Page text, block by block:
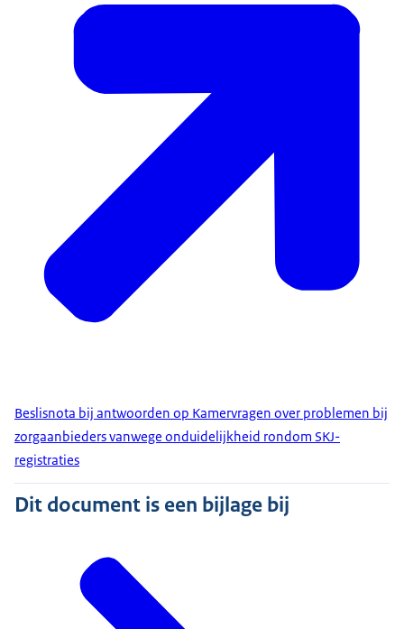
Beslisnota bij antwoorden op Kamervragen over problemen bij
zorgaanbieders vanwege onduidelijkheid rondom SKJ-
registraties
Dit document is een bijlage bij